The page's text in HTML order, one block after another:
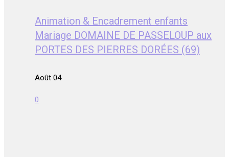
Animation & Encadrement enfants
Mariage DOMAINE DE PASSELOUP aux
PORTES DES PIERRES DORÉES (69)
Août 04
0